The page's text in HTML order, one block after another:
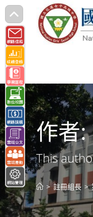
跳
轉
至
主
要
內
容
作者:
This
> 註冊組長 >